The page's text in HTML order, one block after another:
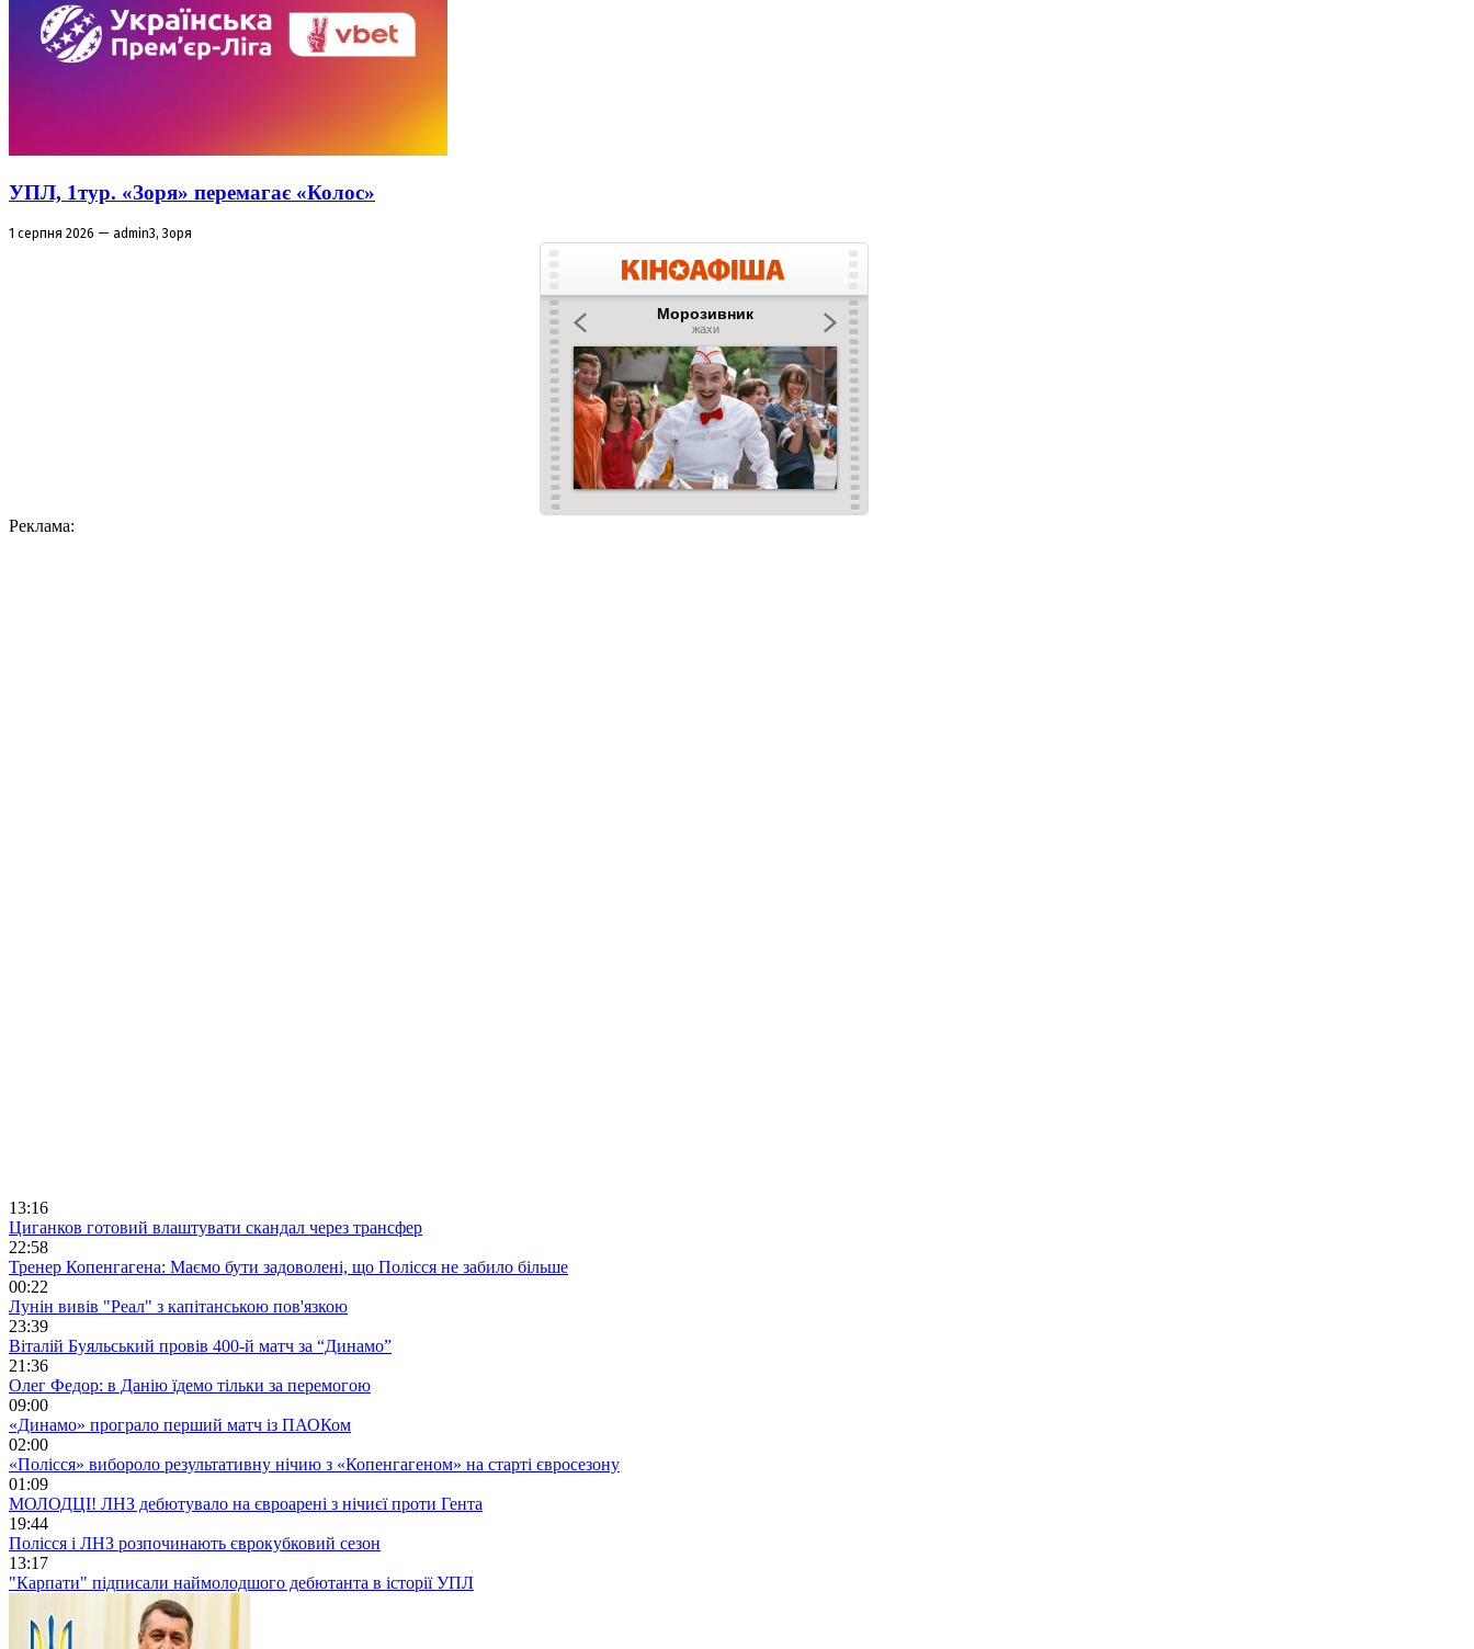
УПЛ, 1тур. «Зоря» перемагає «Колос»
1 серпня 2026 — admin3, Зоря
Реклама:
13:16
Циганков готовий влаштувати скандал через трансфер
22:58
Тренер Копенгагена: Маємо бути задоволені, що Полісся не забило більше
00:22
Лунін вивів "Реал" з капітанською пов'язкою
23:39
Віталій Буяльський провів 400-й матч за “Динамо”
21:36
Олег Федор: в Данію їдемо тільки за перемогою
09:00
«Динамо» програло перший матч із ПАОКом
02:00
«Полісся» вибороло результативну нічию з «Копенгагеном» на старті євросезону
01:09
МОЛОДЦІ! ЛНЗ дебютувало на євроарені з нічиєї проти Гента
19:44
Полісся і ЛНЗ розпочинають єврокубковий сезон
13:17
"Карпати" підписали наймолодшого дебютанта в історії УПЛ